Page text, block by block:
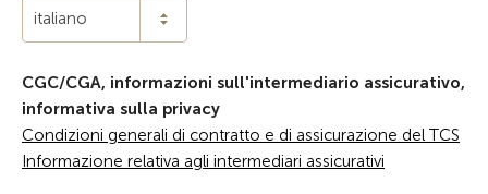
italiano
CGC/CGA, informazioni sull'intermediario assicurativo,
informativa sulla privacy
Condizioni generali di contratto e di assicurazione del TCS
Informazione relativa agli intermediari assicurativi